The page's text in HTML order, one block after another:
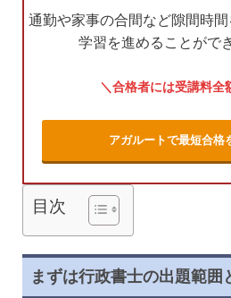
通勤や家事の合間など隙間時
学習を進めることがで
合格者には受講料全
アガルートで最短合格
目次
まずは行政書士の出題範囲